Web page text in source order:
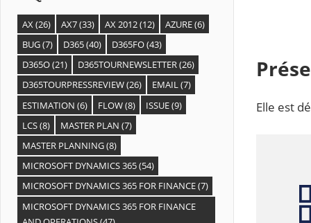
Elle est
AX(26) AX7(33) AX 2012(12) AZURE(6)
BUG(7) D365(40) D365FO(43)
D365O(21) D365TOURNEWSLETTER(26)
D365TOURPRESSREVIEW(26) EMAIL(7)
ESTIMATION (6) FLOW(8) ISSUE(9)
LCS(8) MASTER PLAN (7)
MASTER PLANNING(8)
MICROSOFT DYNAMICS 365(54)
MICROSOFT DYNAMICS 365 FOR FINANCE(7)
MICROSOFT DYNAMICS 365 FOR FINANCE